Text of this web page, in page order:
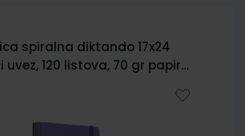
spiralna diktando 17x24
uvez, 120 listova, 70 gr papir